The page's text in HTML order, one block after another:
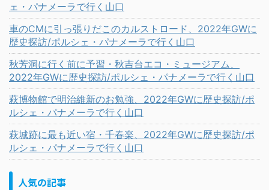
ェ・パナメーラで行く山口
車のCMに引っ張りだこのカルストロード、2022年GWに
歴史探訪/ポルシェ・パナメーラで行く山口
秋芳洞に行く前に予習・秋吉台エコ・ミュージアム、
2022年GWに歴史探訪/ポルシェ・パナメーラで行く山口
萩博物館で明治維新のお勉強、2022年GWに歴史探訪/ポ
ルシェ・パナメーラで行く山口
萩城跡に最も近い宿・千春楽、2022年GWに歴史探訪/ポ
ルシェ・パナメーラで行く山口
人気の記事